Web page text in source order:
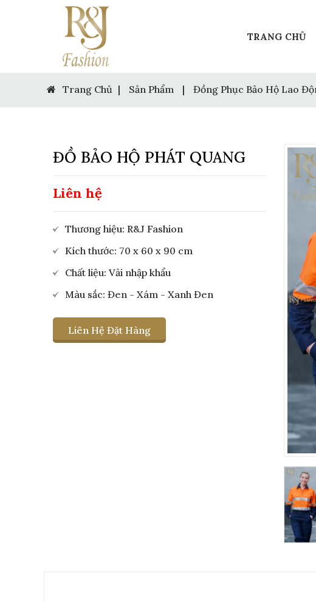
TRANG CHỦ
Trang Chủ | Sản Phẩm | Đồng Phục Bảo Hộ Lao
ĐỒ BẢO HỘ PHÁT QUANG
Liên hệ
Thương hiệu: R&J Fashion
Kích thước: 70 x 60 x 90 cm
Chất liệu: Vải nhập khẩu
Màu sắc: Đen - Xám - Xanh Đen
Liên Hệ Đặt Hàng